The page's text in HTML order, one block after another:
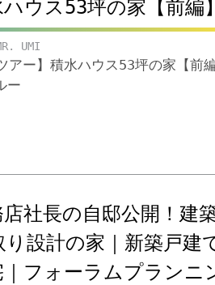
ウス53坪の家【前編】
UMI
ー】積水ハウス53坪の家【前編
ー
社長の自邸公開！建
設計の家｜新築戸建
フォーラムプランニ